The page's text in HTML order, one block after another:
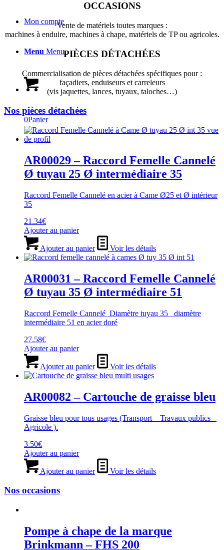
Mon compte
Menu Menu
0Panier
OCCASIONS
Vente de matériels toutes marques :
machines à enduire, machines à chape, matériels de TP ou agricoles.
PIÈCES DÉTACHÉES
Commercialisation de pièces détachées spécifiques pour :
façadiers, enduiseurs et carreleurs
(vis jaquettes, lances, tuyaux, taloches…)
Nos pièces détachées
AR00029 – Raccord Femelle Cannelé
Ø tuyau 25 Ø intermédiaire 35
Raccord Femelle Cannelé en acier à Came Ø25 et Ø intérieur
35
21.34€
Ajouter au panier
Ajouter au panier Voir les détails
AR00031 – Raccord Femelle Cannelé
Ø tuyau 35 Ø intermédiaire 51
Raccord Femelle Cannelé Diamètre tuyau 35 diamètre
intermédiaire 51 en acier doré
27.58€
Ajouter au panier
Ajouter au panier Voir les détails
AR00082 – Cartouche de graisse bleu
Graisse bleu pour tous usages (Transport – Travaux publics –
Agricole ).
3.50€
Ajouter au panier
Ajouter au panier Voir les détails
Nos occasions
Pompe à chape de la marque
Brinkmann – FHS 200